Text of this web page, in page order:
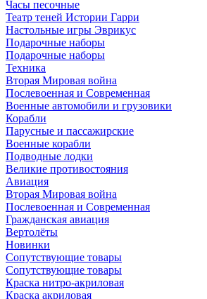
Часы песочные
Театр теней Истории Гарри
Настольные игры Эврикус
Подарочные наборы
Подарочные наборы
Техника
Вторая Мировая война
Послевоенная и Современная
Военные автомобили и грузовики
Корабли
Парусные и пассажирские
Военные корабли
Подводные лодки
Великие противостояния
Авиация
Вторая Мировая война
Послевоенная и Современная
Гражданская авиация
Вертолёты
Новинки
Сопутствующие товары
Сопутствующие товары
Краска нитро-акриловая
Краска акриловая